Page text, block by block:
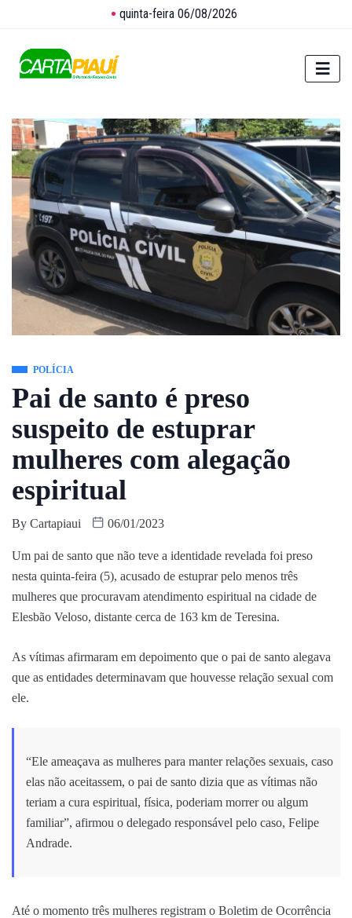
quinta-feira 06/08/2026
POLÍCIA
Pai de santo é preso
suspeito de estuprar
mulheres com alegação
espiritual
By Cartapiaui 06/01/2023
Um pai de santo que não teve a identidade revelada foi preso
nesta quinta-feira (5), acusado de estuprar pelo menos três
mulheres que procuravam atendimento espiritual na cidade de
Elesbão Veloso, distante cerca de 163 km de Teresina.
As vítimas afirmaram em depoimento que o pai de santo alegava
que as entidades determinavam que houvesse relação sexual com
ele.
“Ele ameaçava as mulheres para manter relações sexuais, caso
elas não aceitassem, o pai de santo dizia que as vítimas não
teriam a cura espiritual, física, poderiam morrer ou algum
familiar”, afirmou o delegado responsável pelo caso, Felipe
Andrade.
Até o momento três mulheres registram o Boletim de Ocorrência